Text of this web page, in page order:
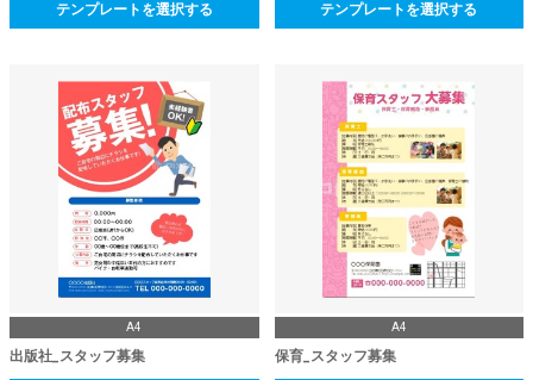
テンプレートを選択する テンプレートを選択する
A4
出版社_スタッフ募集
A4
保育_スタッフ募集